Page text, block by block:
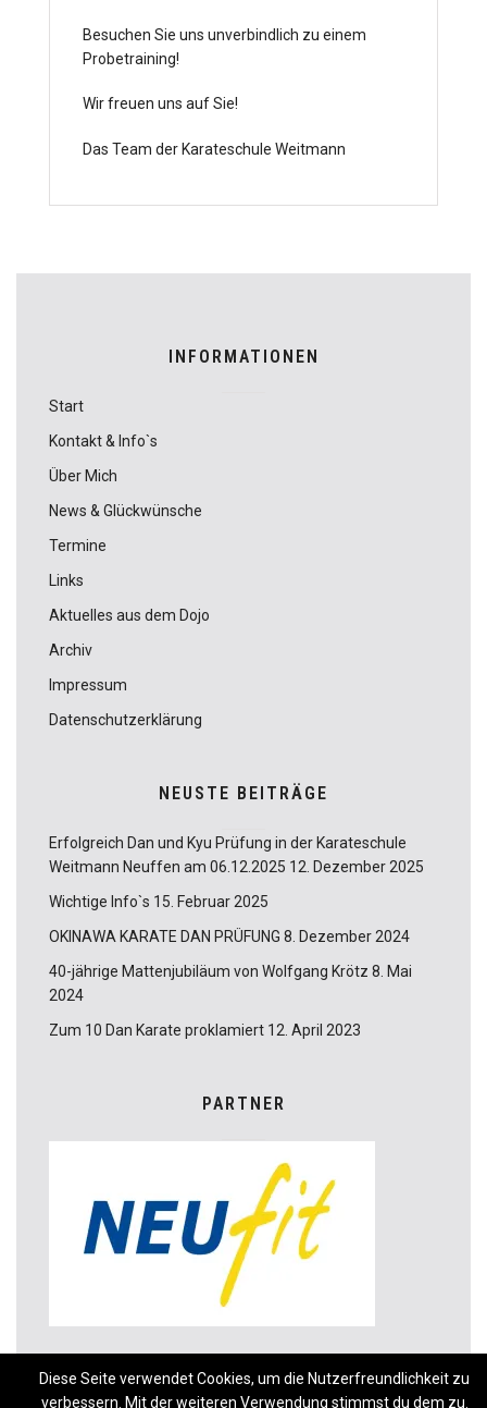
Besuchen Sie uns unverbindlich zu einem
Probetraining!
Wir freuen uns auf Sie!
Das Team der Karateschule Weitmann
INFORMATIONEN
Start
Kontakt & Info`s
Über Mich
News & Glückwünsche
Termine
Links
Aktuelles aus dem Dojo
Archiv
Impressum
Datenschutzerklärung
NEUSTE BEITRÄGE
Erfolgreich Dan und Kyu Prüfung in der Karateschule
Weitmann Neuffen am 06.12.2025 12. Dezember 2025
Wichtige Info`s 15. Februar 2025
OKINAWA KARATE DAN PRÜFUNG 8. Dezember 2024
40-jährige Mattenjubiläum von Wolfgang Krötz 8. Mai
2024
Zum 10 Dan Karate proklamiert 12. April 2023
PARTNER
Diese Seite verwendet Cookies, um die Nutzerfreundlichkeit zu
verbessern. Mit der weiteren Verwendung stimmst du dem zu.